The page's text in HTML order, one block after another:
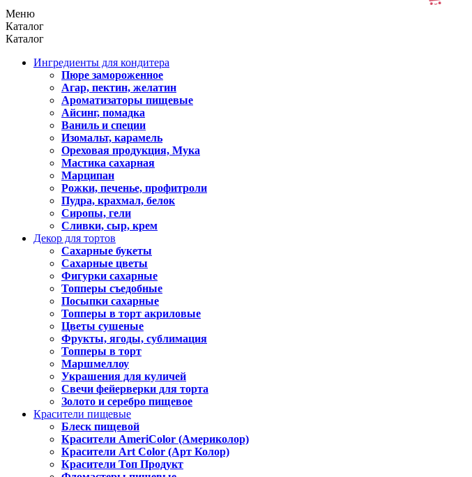
Меню
Каталог
Каталог
Ингредиенты для кондитера
Пюре замороженное
Агар, пектин, желатин
Ароматизаторы пищевые
Айсинг, помадка
Ваниль и специи
Изомальт, карамель
Ореховая продукция, Мука
Мастика сахарная
Марципан
Рожки, печенье, профитроли
Пудра, крахмал, белок
Сиропы, гели
Сливки, сыр, крем
Декор для тортов
Сахарные букеты
Сахарные цветы
Фигурки сахарные
Топперы съедобные
Посыпки сахарные
Топперы в торт акриловые
Цветы сушеные
Фрукты, ягоды, сублимация
Топперы в торт
Маршмеллоу
Украшения для куличей
Свечи фейерверки для торта
Золото и серебро пищевое
Красители пищевые
Блеск пищевой
Красители AmeriColor (Америколор)
Красители Art Color (Арт Колор)
Красители Топ Продукт